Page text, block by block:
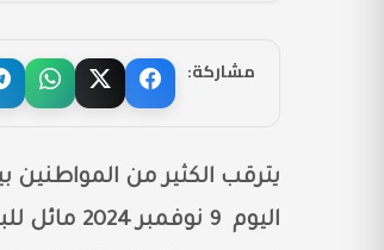
مشاركة:
يترقب الكثير من
اليوم 9